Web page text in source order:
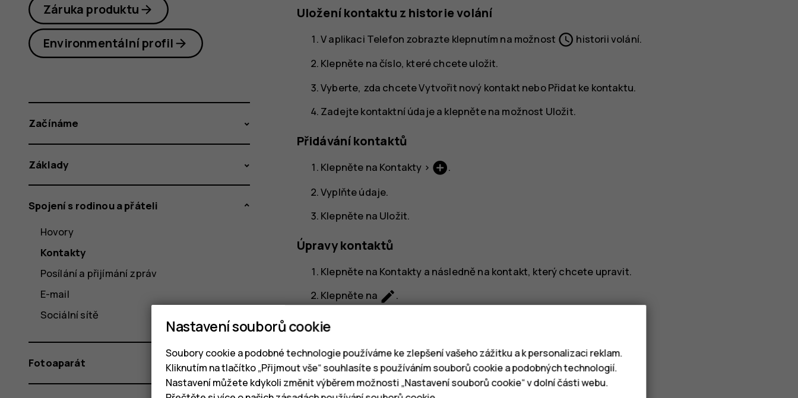
Uložení kontaktu z historie volání
V aplikaci Telefon zobrazte klepnutím na možnost schedule historii volání.
Klepněte na číslo, které chcete uložit.
Vyberte, zda chceteVytvořit nový kontakt neboPřidat ke kontaktu.
Zadejte kontaktní údaje a klepněte na možnost Uložit.
Přidávání kontaktů
Klepněte na Kontakty > add_circle.
Vyplňte údaje.
Klepněte na Uložit.
Úpravy kontaktů
Klepněte na Kontakty a následně na kontakt, který chcete upravit.
Klepněte na edit.
Upravte údaje.
Hledání kontaktů
Záruka produktu
Environmentální profil
Začínáme
Základy
Spojení s rodinou a přáteli
Hovory
Kontakty
Posílání a přijímání zpráv
E-mail
Sociální sítě
Fotoaparát
Nastavení souborů cookie
Soubory cookie a podobné technologie používáme ke zlepšení vašeho zážitku a k personalizaci reklam.
Kliknutím na tlačítko „Přijmout vše“ souhlasíte s používáním souborů cookie a podobných technologií.
Nastavení můžete kdykoli změnit výběrem možnosti „Nastavení souborů cookie“ v dolní části webu.